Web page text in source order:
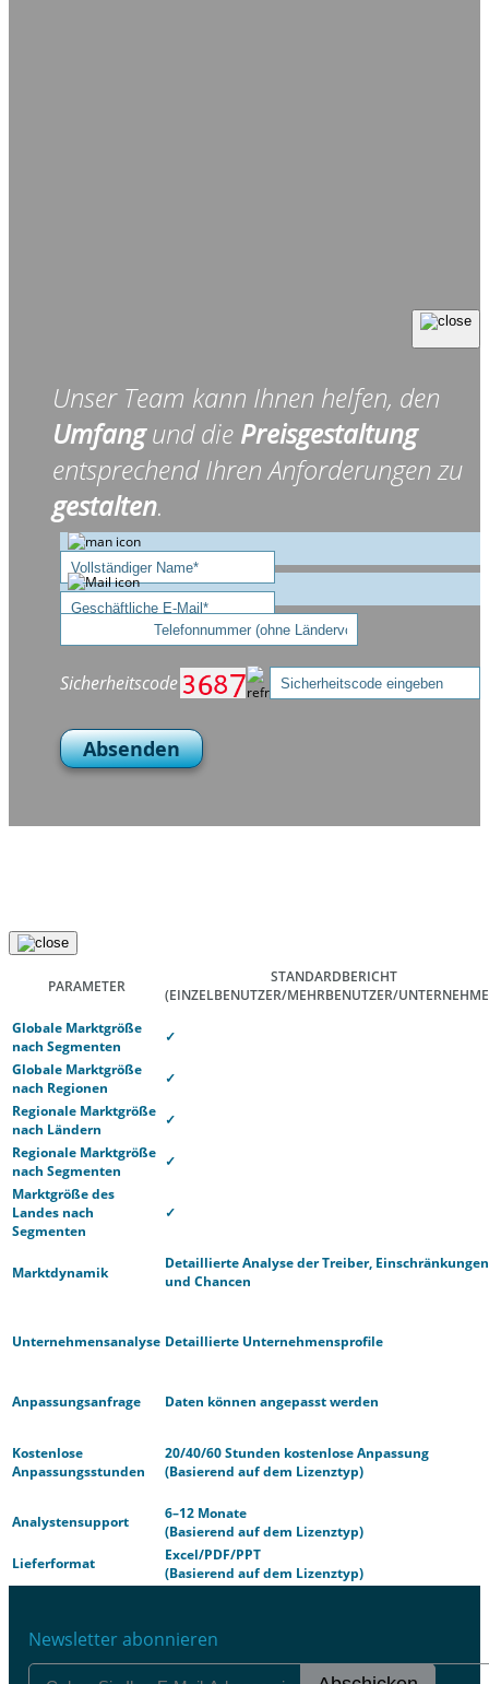
Unser Team kann Ihnen helfen, den
Umfangund die Preisgestaltung
entsprechend Ihren Anforderungen zu
gestalten.
Sicherheitscode
Absenden
PARAMETER
STANDARDBERICHT
(EINZELBENUTZER/MEHRBENUTZER/
Globale Marktgröße
nach Segmenten
✓
Globale Marktgröße
nach Regionen
✓
Regionale Marktgröße
nach Ländern
✓
Regionale Marktgröße
nach Segmenten
✓
Marktgröße des
Landes nach
Segmenten
✓
Marktdynamik
Detaillierte Analyse der Treiber, Einschränkungen
und Chancen
Unternehmensanalyse Detaillierte Unternehmensprofile
Anpassungsanfrage Daten können angepasst werden
Kostenlose
Anpassungsstunden
20/40/60 Stunden kostenlose Anpassung
(Basierend auf dem Lizenztyp)
Analystensupport
6–12 Monate
(Basierend auf dem Lizenztyp)
Lieferformat
Excel/PDF/PPT
(Basierend auf dem Lizenztyp)
Newsletter abonnieren